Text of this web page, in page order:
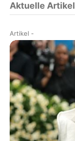
Aktuelle Artikel
Artikel -